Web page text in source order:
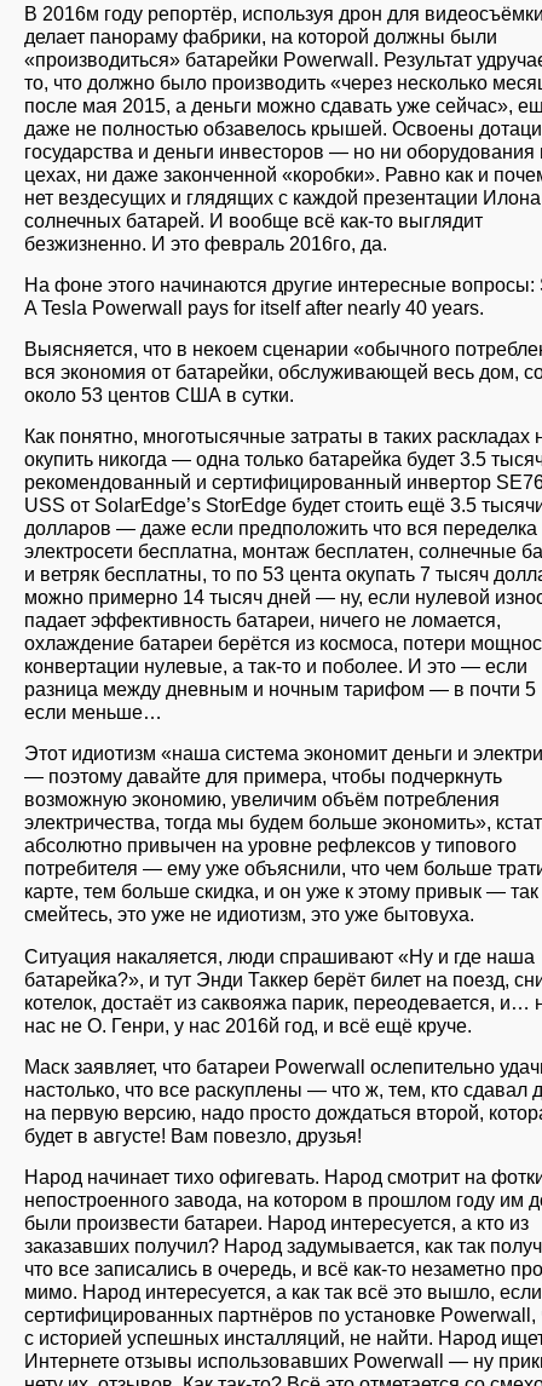
В 2016м году репортёр, используя дрон для
делает панораму фабрики, на которой должны были
«производиться» батарейки Powerwall. Результат
то, что должно было производить «через несколько
после мая 2015, а деньги можно сдавать уже сейчас»,
даже не полностью обзавелось крышей. Освоены
государства и деньги инвесторов — но ни оборудования
цехах, ни даже законченной «коробки». Равно как и
нет вездесущих и глядящих с каждой презентации
солнечных батарей. И вообще всё как-то выглядит
безжизненно. И это февраль 2016го, да.
На фоне этого начинаются другие интересные вопросы:
A Tesla Powerwall pays for itself after nearly 40 years.
Выясняется, что в некоем сценарии «обычного
вся экономия от батарейки, обслуживающей весь дом,
около 53 центов США в сутки.
Как понятно, многотысячные затраты в таких раскладах
окупить никогда — одна только батарейка будет 3.5
рекомендованный и сертифицированный инвертор
USS от SolarEdge’s StorEdge будет стоить ещё 3.5
долларов — даже если предположить что вся переделка
электросети бесплатна, монтаж бесплатен, солнечные
и ветряк бесплатны, то по 53 цента окупать 7 тысяч
можно примерно 14 тысяч дней — ну, если нулевой
падает эффективность батареи, ничего не ломается,
охлаждение батареи берётся из космоса, потери
конвертации нулевые, а так-то и поболее. И это — если
разница между дневным и ночным тарифом — в почти 5
если меньше…
Этот идиотизм «наша система экономит деньги и
— поэтому давайте для примера, чтобы подчеркнуть
возможную экономию, увеличим объём потребления
электричества, тогда мы будем больше экономить»,
абсолютно привычен на уровне рефлексов у типового
потребителя — ему уже объяснили, что чем больше
карте, тем больше скидка, и он уже к этому привык — так
смейтесь, это уже не идиотизм, это уже бытовуха.
Ситуация накаляется, люди спрашивают «Ну и где наша
батарейка?», и тут Энди Таккер берёт билет на поезд,
котелок, достаёт из саквояжа парик, переодевается, и…
нас не О. Генри, у нас 2016й год, и всё ещё круче.
Маск заявляет, что батареи Powerwall ослепительно
настолько, что все раскуплены — что ж, тем, кто сдавал
на первую версию, надо просто дождаться второй,
будет в августе! Вам повезло, друзья!
Народ начинает тихо офигевать. Народ смотрит на
непостроенного завода, на котором в прошлом году им
были произвести батареи. Народ интересуется, а кто из
заказавших получил? Народ задумывается, как так
что все записались в очередь, и всё как-то незаметно
мимо. Народ интересуется, а как так всё это вышло, если
сертифицированных партнёров по установке Powerwall,
с историей успешных инсталляций, не найти. Народ
Интернете отзывы использовавших Powerwall — ну